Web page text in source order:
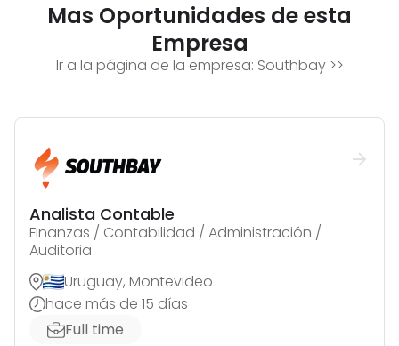
Mas Oportunidades de esta
Empresa
Ir a la página de la empresa: Southbay>>
Analista Contable
Finanzas / Contabilidad / Administración /
Auditoria
Uruguay, Montevideo
hace más de 15 días
Full time